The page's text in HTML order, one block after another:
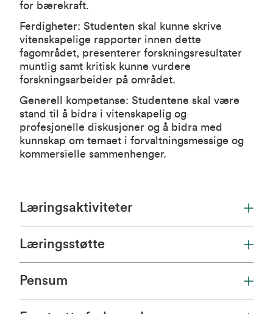
for bærekraft.
Ferdigheter: Studenten skal kunne skrive
vitenskapelige rapporter innen dette
fagområdet, presenterer forskningsresultater
muntlig samt kritisk kunne vurdere
forskningsarbeider på området.
Generell kompetanse: Studentene skal være
stand til å bidra i vitenskapelig og
profesjonelle diskusjoner og å bidra med
kunnskap om temaet i forvaltningsmessige og
kommersielle sammenhenger.
Læringsaktiviteter
Læringsstøtte
Pensum